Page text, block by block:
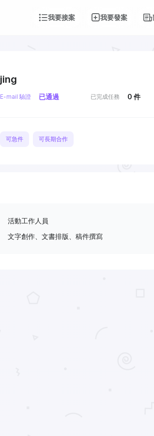
我要接案 我要發案
jing
E-mail 驗證 已通過 已完成任務 0 件
可急件 可長期合作
活動工作人員
文字創作、文書排版、稿件撰寫